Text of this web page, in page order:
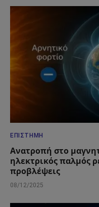
ΕΠΙΣΤΉΜΗ
Ανατροπή στο
ηλεκτρικός παλμός
προβλέψεις
08/12/2025